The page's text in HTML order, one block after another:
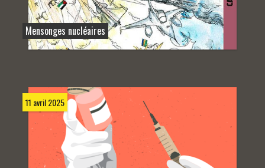
Mensonges nucléaires
11 avril 2025